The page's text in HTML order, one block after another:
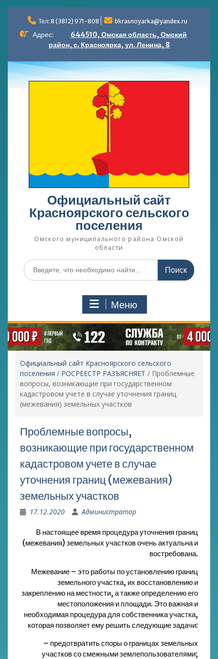
содержимому
Тел: 8 (3812) 971-808 bkrasnoyarka@yandex.ru
Адрес:
644510, Омская область, Омский
район, с. Красноярка, ул. Ленина, 8
Официальный сайт
Красноярского сельского
поселения
Омского муниципального района Омской
области
Поиск
по:
Меню
Официальный сайт Красноярского сельского
поселения / РОСРЕЕСТР РАЗЪЯСНЯЕТ / Проблемные
вопросы, возникающие при государственном
кадастровом учете в случае уточнения границ
(межевания) земельных участков
Проблемные вопросы,
возникающие при государственном
кадастровом учете в случае
уточнения границ (межевания)
земельных участков
17.12.2020 Администратор
В настоящее время процедура уточнения границ
(межевания) земельных участков очень актуальна и
востребована.
Межевание – это работы по установлению границ
земельного участка, их восстановлению и
закреплению на местности, а также определению его
местоположения и площади. Это важная и
необходимая процедура для собственника участка,
которая позволяет ему решить следующие задачи:
– предотвратить споры о границах земельных
участков со смежными землепользователями;